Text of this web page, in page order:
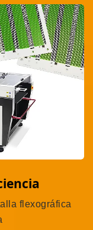
flexográfica